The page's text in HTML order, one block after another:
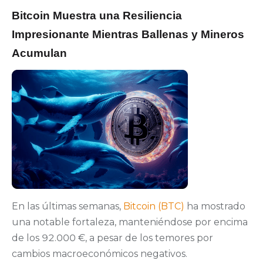
Bitcoin Muestra una Resiliencia
Impresionante Mientras Ballenas y Mineros
Acumulan
En las últimas semanas, Bitcoin (BTC) ha mostrado
una notable fortaleza, manteniéndose por encima
de los 92.000 €, a pesar de los temores por
cambios macroeconómicos negativos.